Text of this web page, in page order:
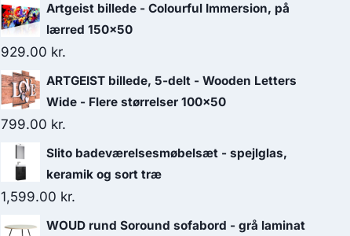
Artgeist billede - Colourful Immersion, på
lærred 150x50
929.00 kr.
ARTGEIST billede, 5-delt - Wooden Letters
Wide - Flere størrelser 100x50
799.00 kr.
Slito badeværelsesmøbelsæt - spejlglas,
keramik og sort træ
1,599.00 kr.
WOUD rund Soround sofabord - grå laminat